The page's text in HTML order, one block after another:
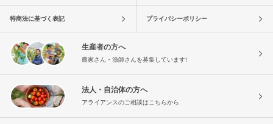
特商法に基づく表記 プライバシーポリシー
生産者の方へ
農家さん・漁師さんを募集しています!
法人・自治体の方へ
アライアンスのご相談はこちらから